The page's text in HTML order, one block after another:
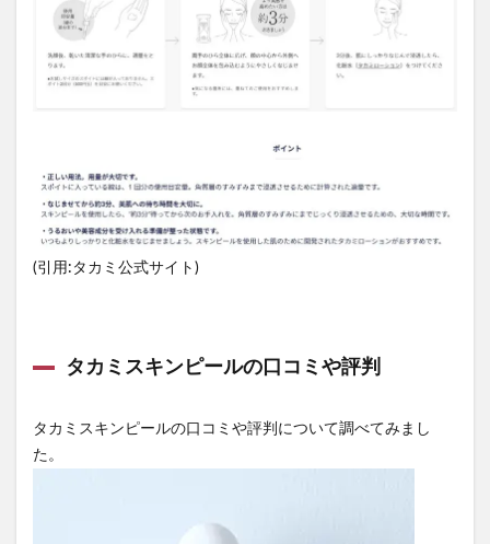
(引用:タカミ公式サイト)
タカミスキンピールの口コミや評判
タカミスキンピールの口コミや評判について調べてみまし
た。